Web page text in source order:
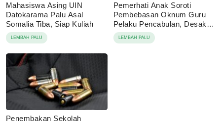
Mahasiswa Asing UIN
Datokarama Palu Asal
Somalia Tiba, Siap Kuliah
LEMBAH PALU
Pemerhati Anak Soroti
Pembebasan Oknum Guru
Pelaku Pencabulan, Desak
Proses Hukum Dilanjutkan
LEMBAH PALU
Penembakan Sekolah